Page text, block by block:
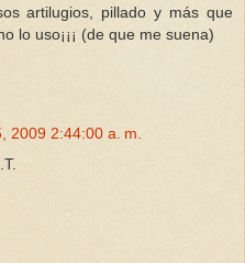
artilugios, pillado y más que
lo uso¡¡¡ (de que me suena)
2009 2:44:00 a. m.